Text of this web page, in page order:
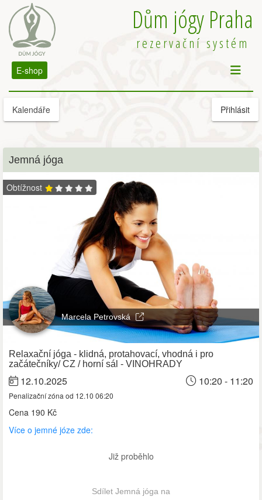
Dům jógy Praha
rezervační systém
E-shop
Kalendáře Přihlásit
Jemná jóga
Obtížnost
Marcela Petrovská
Relaxační jóga - klidná, protahovací, vhodná i pro
začátečníky/ CZ / horní sál - VINOHRADY
12.10.2025 10:20 - 11:20
Penalizační zóna od 12.10 06:20
Cena 190 Kč
Více o jemné józe zde:
Již proběhlo
Sdílet Jemná jóga na